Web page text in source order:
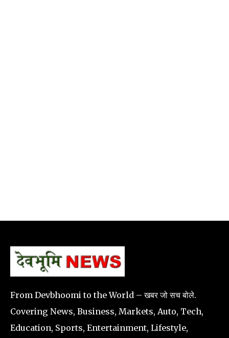
From Devbhoomi to the World – खबर जो सच बोले.
Covering News, Business, Markets, Auto, Tech,
Education, Sports, Entertainment, Lifestyle,